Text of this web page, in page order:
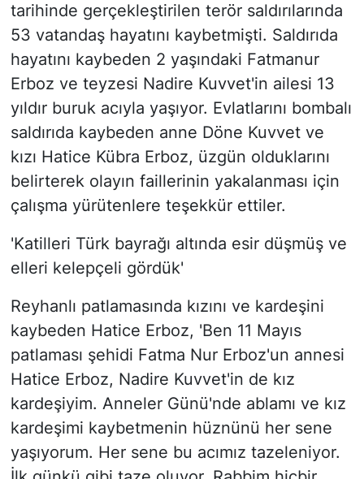
tarihinde gerçekleştirilen terör saldırılarında
53 vatandaş hayatını kaybetmişti. Saldırıda
hayatını kaybeden 2 yaşındaki Fatmanur
Erboz ve teyzesi Nadire Kuvvet'in ailesi 13
yıldır buruk acıyla yaşıyor. Evlatlarını bombalı
saldırıda kaybeden anne Döne Kuvvet ve
kızı Hatice Kübra Erboz, üzgün olduklarını
belirterek olayın faillerinin yakalanması için
çalışma yürütenlere teşekkür ettiler.
'Katilleri Türk bayrağı altında esir düşmüş ve
elleri kelepçeli gördük'
Reyhanlı patlamasında kızını ve kardeşini
kaybeden Hatice Erboz, 'Ben 11 Mayıs
patlaması şehidi Fatma Nur Erboz'un annesi
Hatice Erboz, Nadire Kuvvet'in de kız
kardeşiyim. Anneler Günü'nde ablamı ve kız
kardeşimi kaybetmenin hüznünü her sene
yaşıyorum. Her sene bu acımız tazeleniyor.